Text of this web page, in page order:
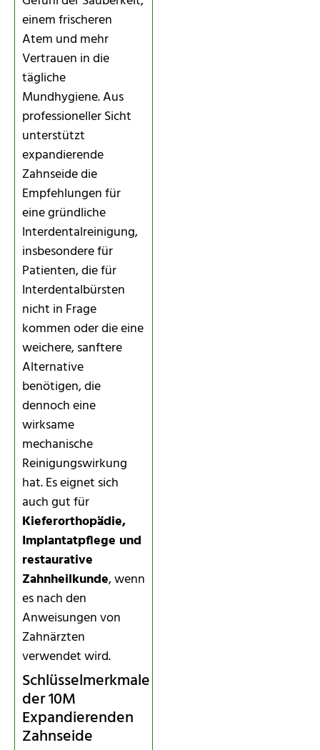
einem frischeren
Atem und mehr
Vertrauen in die
tägliche
Mundhygiene. Aus
professioneller Sicht
unterstützt
expandierende
Zahnseide die
Empfehlungen für
eine gründliche
Interdentalreinigung,
insbesondere für
Patienten, die für
Interdentalbürsten
nicht in Frage
kommen oder die eine
weichere, sanftere
Alternative
benötigen, die
dennoch eine
wirksame
mechanische
Reinigungswirkung
hat. Es eignet sich
auch gut für
Kieferorthopädie,
Implantatpflege und
restaurative
Zahnheilkunde, wenn
es nach den
Anweisungen von
Zahnärzten
verwendet wird.
Schlüsselmerkmale
der 10M
Expandierenden
Zahnseide